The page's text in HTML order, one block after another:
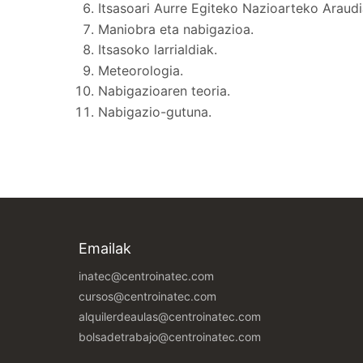
Itsasoari Aurre Egiteko Nazioarteko
Maniobra eta nabigazioa.
Itsasoko larrialdiak.
Meteorologia.
Nabigazioaren teoria.
Nabigazio-gutuna.
Emailak
inatec@centroinatec.com
cursos@centroinatec.com
alquilerdeaulas@centroinatec.com
bolsadetrabajo@centroinatec.com